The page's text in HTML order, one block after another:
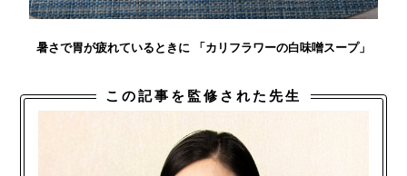
暑さで胃が疲れているときに 「カリフラワーの白味噌スープ」
この記事を監修された先生